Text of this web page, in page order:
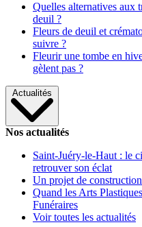
Quelles alternatives aux
deuil ?
Fleurs de deuil et
suivre ?
Fleurir une tombe en
gèlent pas ?
Actualités
Nos actualités
Saint-Juéry-le-Haut : le
retrouver son éclat
Un projet de
Quand les Arts
Funéraires
Voir toutes les actualités